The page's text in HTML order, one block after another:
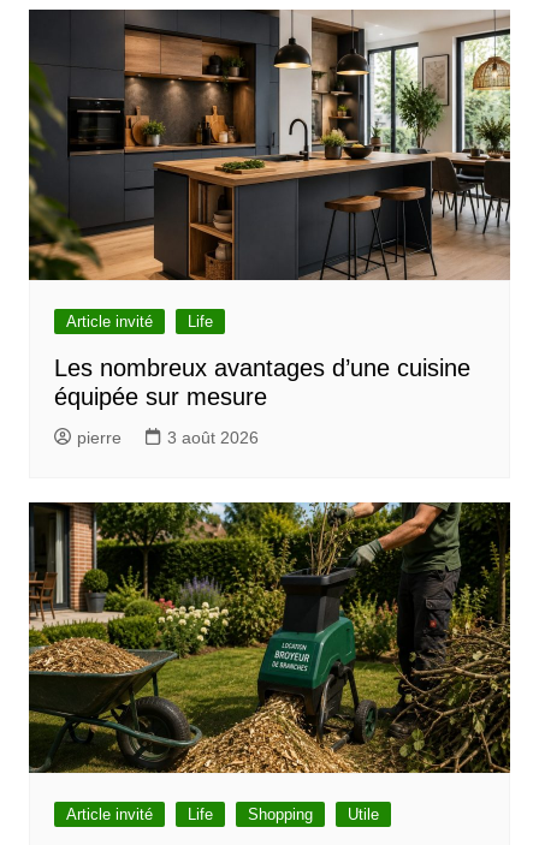
a
t
i
o
n
d
e
i
l
e
Article invité Life
Les nombreux avantages d’une cuisine
équipée sur mesure
pierre 3 août 2026
Article invité Life Shopping Utile